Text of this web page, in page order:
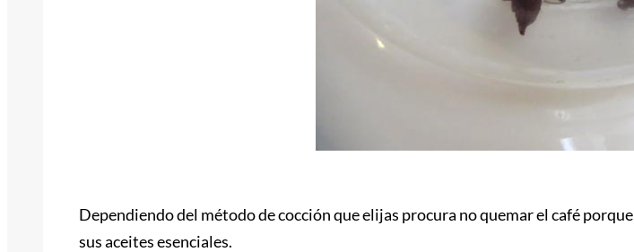
Dependiendo del método de cocción que elijas procura no quemar el café
sus aceites esenciales.